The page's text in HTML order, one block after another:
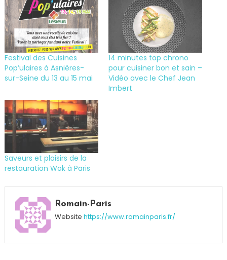
Festival des Cuisines
Pop’ulaires à Asnières-
sur-Seine du 13 au 15 mai
14 minutes top chrono
pour cuisiner bon et sain –
Vidéo avec le Chef Jean
Imbert
Saveurs et plaisirs de la
restauration Wok à Paris
Astuces,
Cuisine,
Cuisine
Romain-Paris
Website https://www.romainparis.fr/